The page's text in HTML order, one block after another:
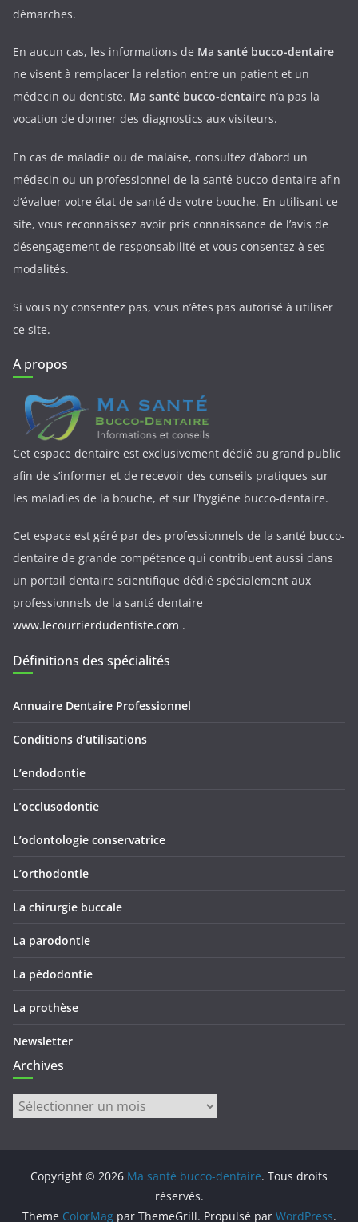
démarches.
En aucun cas, les informations de Ma santé bucco-dentaire
ne visent à remplacer la relation entre un patient et un
médecin ou dentiste. Ma santé bucco-dentaire n’a pas la
vocation de donner des diagnostics aux visiteurs.
En cas de maladie ou de malaise, consultez d’abord un
médecin ou un professionnel de la santé bucco-dentaire afin
d’évaluer votre état de santé de votre bouche. En utilisant ce
site, vous reconnaissez avoir pris connaissance de l’avis de
désengagement de responsabilité et vous consentez à ses
modalités.
Si vous n’y consentez pas, vous n’êtes pas autorisé à utiliser
ce site.
A propos
Cet espace dentaire est exclusivement dédié au grand public
afin de s’informer et de recevoir des conseils pratiques sur
les maladies de la bouche, et sur l’hygiène bucco-dentaire.
Cet espace est géré par des professionnels de la santé bucco-
dentaire de grande compétence qui contribuent aussi dans
un portail dentaire scientifique dédié spécialement aux
professionnels de la santé dentaire
www.lecourrierdudentiste.com .
Définitions des spécialités
Annuaire Dentaire Professionnel
Conditions d’utilisations
L’endodontie
L’occlusodontie
L’odontologie conservatrice
L’orthodontie
La chirurgie buccale
La parodontie
La pédodontie
La prothèse
Newsletter
Archives
Archives
Copyright © 2026 Ma santé bucco-dentaire. Tous droits
réservés.
Theme ColorMagpar ThemeGrill. Propulsé par WordPress.